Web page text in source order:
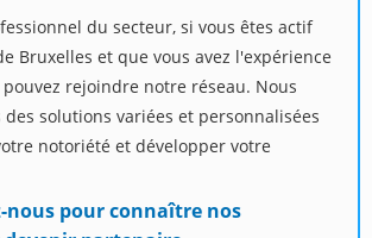
du secteur, si vous êtes actif
Bruxelles et que vous avez l'expérience
rejoindre notre réseau. Nous
solutions variées et personnalisées
notoriété et développer votre
nous pour connaître nos